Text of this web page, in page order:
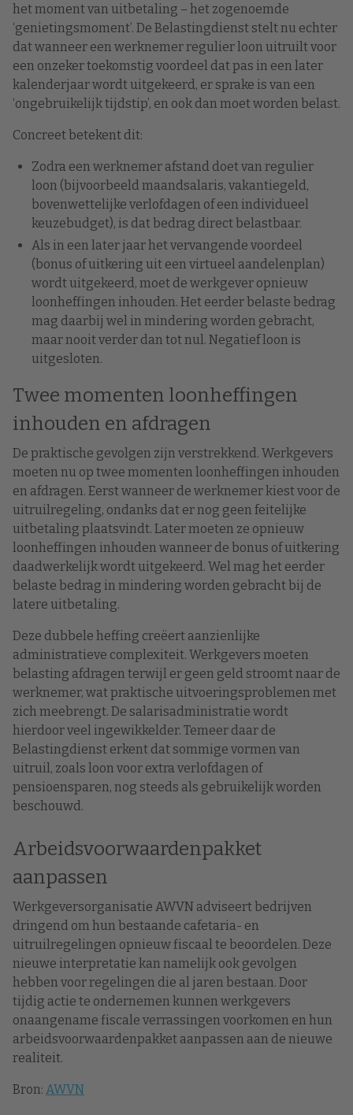
het moment van uitbetaling – het zogenoemde
‘genietingsmoment’. De Belastingdienst stelt nu echter
dat wanneer een werknemer regulier loon uitruilt voor
een onzeker toekomstig voordeel dat pas in een later
kalenderjaar wordt uitgekeerd, er sprake is van een
‘ongebruikelijk tijdstip’, en ook dan moet worden belast.
Concreet betekent dit:
Zodra een werknemer afstand doet van regulier
loon (bijvoorbeeld maandsalaris, vakantiegeld,
bovenwettelijke verlofdagen of een individueel
keuzebudget), is dat bedrag direct belastbaar.
Als in een later jaar het vervangende voordeel
(bonus of uitkering uit een virtueel aandelenplan)
wordt uitgekeerd, moet de werkgever opnieuw
loonheffingen inhouden. Het eerder belaste bedrag
mag daarbij wel in mindering worden gebracht,
maar nooit verder dan tot nul. Negatief loon is
uitgesloten.
Twee momenten loonheffingen
inhouden en afdragen
De praktische gevolgen zijn verstrekkend. Werkgevers
moeten nu op twee momenten loonheffingen inhouden
en afdragen. Eerst wanneer de werknemer kiest voor de
uitruilregeling, ondanks dat er nog geen feitelijke
uitbetaling plaatsvindt. Later moeten ze opnieuw
loonheffingen inhouden wanneer de bonus of uitkering
daadwerkelijk wordt uitgekeerd. Wel mag het eerder
belaste bedrag in mindering worden gebracht bij de
latere uitbetaling.
Deze dubbele heffing creëert aanzienlijke
administratieve complexiteit. Werkgevers moeten
belasting afdragen terwijl er geen geld stroomt naar de
werknemer, wat praktische uitvoeringsproblemen met
zich meebrengt. De salarisadministratie wordt
hierdoor veel ingewikkelder. Temeer daar de
Belastingdienst erkent dat sommige vormen van
uitruil, zoals loon voor extra verlofdagen of
pensioensparen, nog steeds als gebruikelijk worden
beschouwd.
Arbeidsvoorwaardenpakket
aanpassen
Werkgeversorganisatie AWVN adviseert bedrijven
dringend om hun bestaande cafetaria- en
uitruilregelingen opnieuw fiscaal te beoordelen. Deze
nieuwe interpretatie kan namelijk ook gevolgen
hebben voor regelingen die al jaren bestaan. Door
tijdig actie te ondernemen kunnen werkgevers
onaangename fiscale verrassingen voorkomen en hun
arbeidsvoorwaardenpakket aanpassen aan de nieuwe
realiteit.
Bron: AWVN